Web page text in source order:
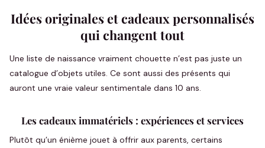
Idées originales et cadeaux personnalisés
qui changent tout
Une liste de naissance vraiment chouette n’est pas juste un
catalogue d’objets utiles. Ce sont aussi des présents qui
auront une vraie valeur sentimentale dans 10 ans.
Les cadeaux immatériels : expériences et services
Plutôt qu’un énième jouet à offrir aux parents, certains